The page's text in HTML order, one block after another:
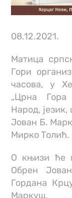
08.12.2021.
Матица
Гори
часова, у
„Црна Гора
Народ, језик,
Јован Б.
Мирко Толић.
О књизи ће
Обрен
Гордана
Маркуш.